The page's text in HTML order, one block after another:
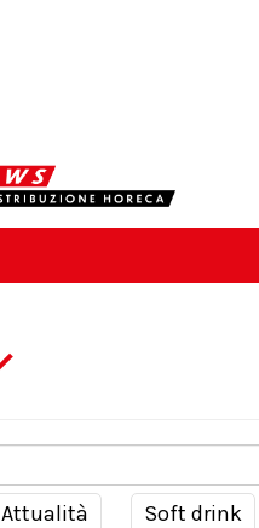
Attualità Soft drink